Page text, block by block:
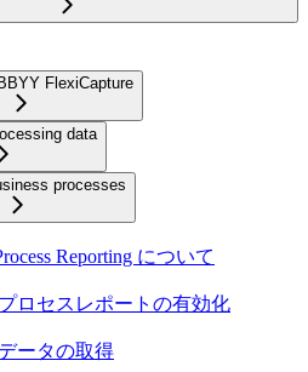
FlexiCapture
data
processes
Reporting について
ロセスレポートの有効化
ータの取得